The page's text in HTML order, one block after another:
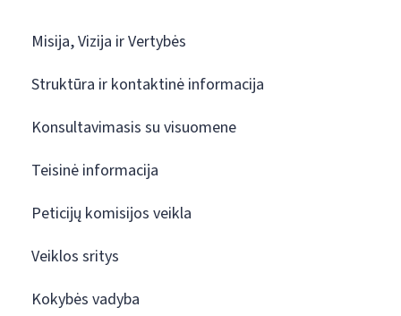
Misija, Vizija ir Vertybės
Struktūra ir kontaktinė informacija
Konsultavimasis su visuomene
Teisinė informacija
Peticijų komisijos veikla
Veiklos sritys
Kokybės vadyba